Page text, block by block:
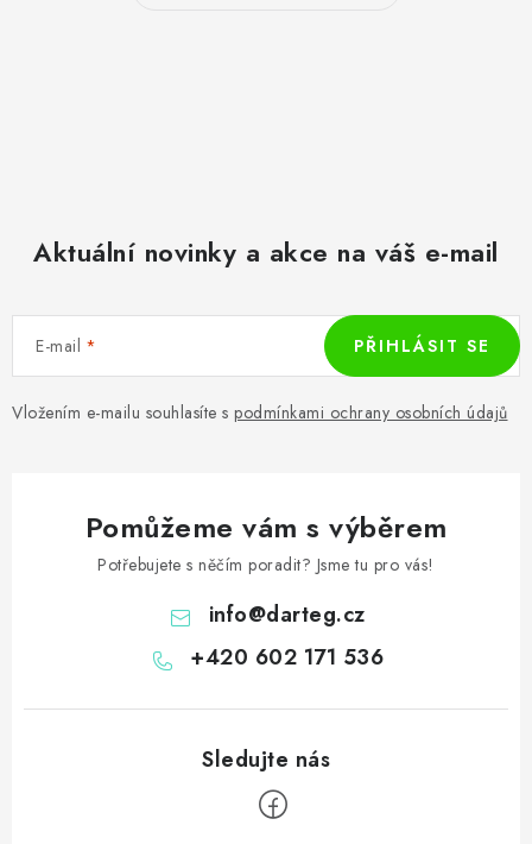
Aktuální novinky a akce na váš e-mail
E-mail
Vložením e-mailu souhlasíte s podmínkami ochrany osobních údajů
PŘIHLÁSIT SE
Pomůžeme vám s výběrem
Potřebujete s něčím poradit? Jsme tu pro vás!
info@darteg.cz
+420 602 171 536